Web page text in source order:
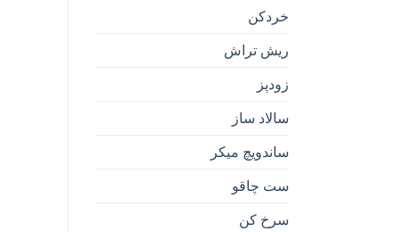
خردکن
ریش تراش
زودپز
سالاد ساز
ساندویچ میکر
ست چاقو
سرخ کن